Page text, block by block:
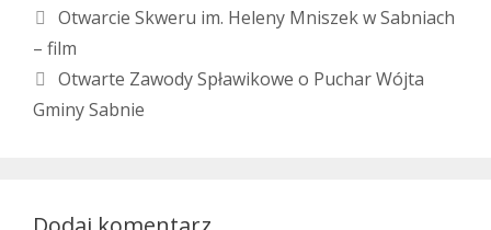
Otwarcie Skweru im. Heleny Mniszek w Sabniach
– film
Otwarte Zawody Spławikowe o Puchar Wójta
Gminy Sabnie